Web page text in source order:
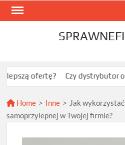
Skip
Czy dystrybutor odzieży
Home > Inne > Jak
samoprzylepnej w Twojej firmie?